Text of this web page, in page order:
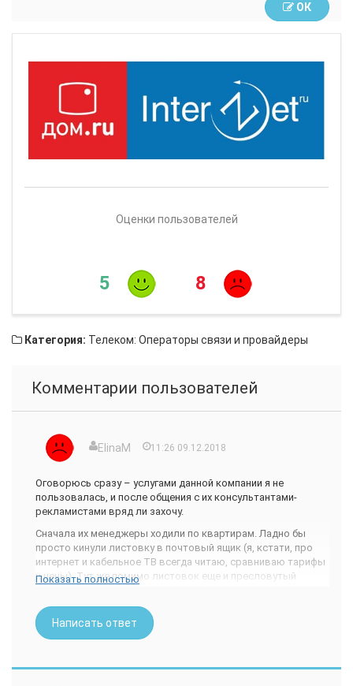
ОК
Оценки пользователей
5 8
Категория: Телеком: Операторы связи и провайдеры
Комментарии пользователей
ElinaM 11:26 09.12.2018
Оговорюсь сразу – услугами данной компании я не
пользовалась, и после общения с их консультантами-
рекламистами вряд ли захочу.
Сначала их менеджеры ходили по квартирам. Ладно бы
просто кинули листовку в почтовый ящик (я, кстати, про
интернет и кабельное ТВ всегда читаю, сравниваю тарифы
и цены). Тут же помимо листовок еще и пресловутый
понимаю – работа есть работа. Но когда пять раз скажешь,
что меня их услуги не интересуют, он наоборот изливает из
себя еще бОльший поток словесности. А хлопнуть дверью
Показать полностью
Написать ответ